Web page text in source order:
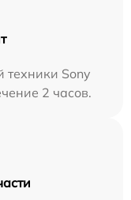
техники Sony
2 часов.